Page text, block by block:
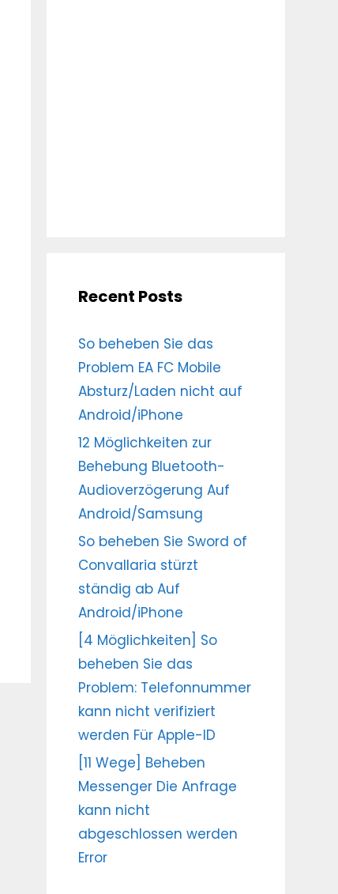
Recent Posts
So beheben Sie das
Problem EA FC Mobile
Absturz/Laden nicht auf
Android/iPhone
12 Möglichkeiten zur
Behebung Bluetooth-
Audioverzögerung Auf
Android/Samsung
So beheben Sie Sword of
Convallaria stürzt
ständig ab Auf
Android/iPhone
[4 Möglichkeiten] So
beheben Sie das
Problem: Telefonnummer
kann nicht verifiziert
werden Für Apple-ID
[11 Wege] Beheben
Messenger Die Anfrage
kann nicht
abgeschlossen werden
Error